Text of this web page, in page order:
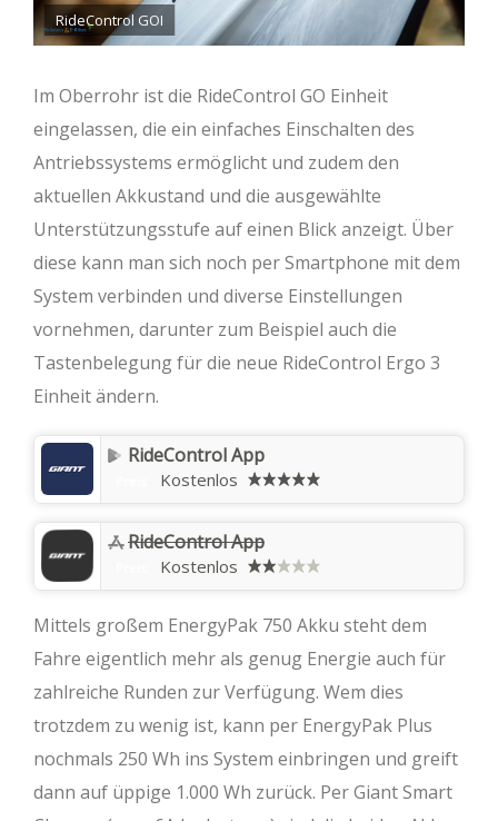
RideControl GOI
Im Oberrohr ist die RideControl GO Einheit
eingelassen, die ein einfaches Einschalten des
Antriebssystems ermöglicht und zudem den
aktuellen Akkustand und die ausgewählte
Unterstützungsstufe auf einen Blick anzeigt. Über
diese kann man sich noch per Smartphone mit dem
System verbinden und diverse Einstellungen
vornehmen, darunter zum Beispiel auch die
Tastenbelegung für die neue RideControl Ergo 3
Einheit ändern.
RideControl App
Kostenlos
RideControl App
Kostenlos
Mittels großem EnergyPak 750 Akku steht dem
Fahre eigentlich mehr als genug Energie auch für
zahlreiche Runden zur Verfügung. Wem dies
trotzdem zu wenig ist, kann per EnergyPak Plus
nochmals 250 Wh ins System einbringen und greift
dann auf üppige 1.000 Wh zurück. Per Giant Smart